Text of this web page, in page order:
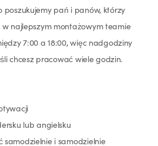
poszukujemy pań i panów, którzy
najlepszym montażowym teamie
7:00 a 18:00, więc nadgodziny
chcesz pracować wiele godzin.
lub angielsku
samodzielnie i samodzielnie